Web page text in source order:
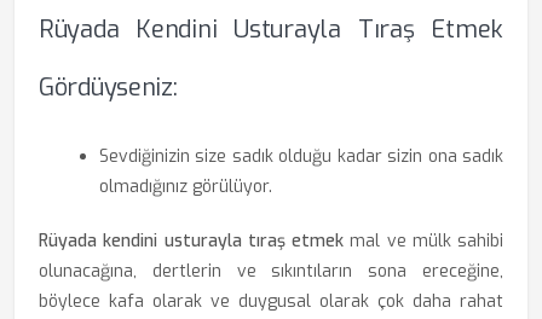
Rüyada Kendini Usturayla Tıraş Etmek
Gördüyseniz:
Sevdiğinizin size sadık olduğu kadar sizin ona sadık
olmadığınız görülüyor.
Rüyada kendini usturayla tıraş etmek mal ve mülk sahibi
olunacağına, dertlerin ve sıkıntıların sona ereceğine,
böylece kafa olarak ve duygusal olarak çok daha rahat